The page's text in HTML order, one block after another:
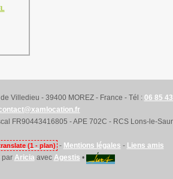
Villedieu - 39400 MOREZ - France - Tél : 06 85
FR90443416805 - APE 702C - RCS Lons-le-
(1 - plan) - Mentions légales - Liens amis
par Ariciaavec Agestis •